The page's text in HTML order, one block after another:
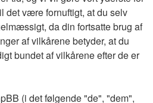
det være fornuftigt, at du selv
da din fortsatte brug af
af vilkårene betyder, at du
bundet af vilkårene efter de er
(i det følgende "de", "dem",